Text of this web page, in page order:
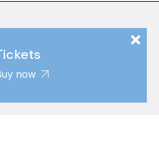
now